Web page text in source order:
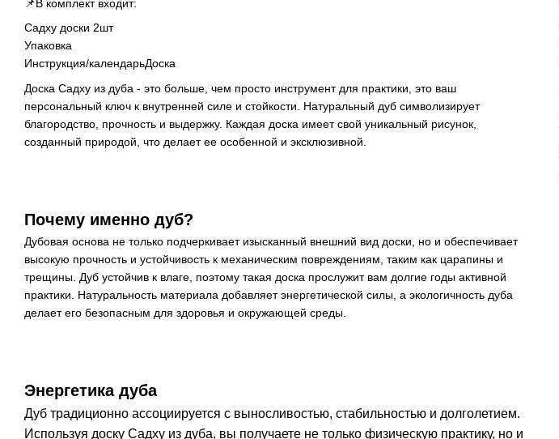
📌В комплект входит:
Садху доски 2шт
Упаковка
Инструкция/календарьДоска
Доска Садху из дуба - это больше, чем просто инструмент для практики, это ваш
персональный ключ к внутренней силе и стойкости. Натуральный дуб символизирует
благородство, прочность и выдержку. Каждая доска имеет свой уникальный рисунок,
созданный природой, что делает ее особенной и эксклюзивной.
Почему именно дуб?
Дубовая основа не только подчеркивает изысканный внешний вид доски, но и обеспечивает
высокую прочность и устойчивость к механическим повреждениям, таким как царапины и
трещины. Дуб устойчив к влаге, поэтому такая доска прослужит вам долгие годы активной
практики. Натуральность материала добавляет энергетической силы, а экологичность дуба
делает его безопасным для здоровья и окружающей среды.
Энергетика дуба
Дуб традиционно ассоциируется с выносливостью, стабильностью и долголетием.
Используя доску Садху из дуба, вы получаете не только физическую практику, но и